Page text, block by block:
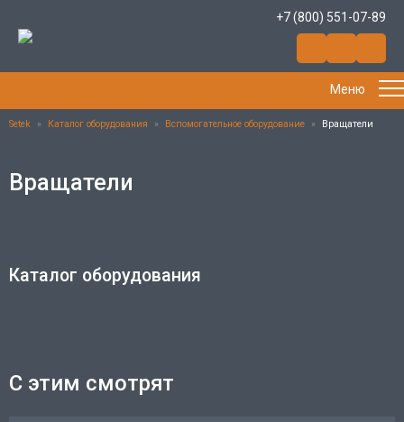
+7 (800) 551-07-89
Меню
Setek » Каталог оборудования » Вспомогательное оборудование » Вращатели
Вращатели
Каталог оборудования
С этим смотрят